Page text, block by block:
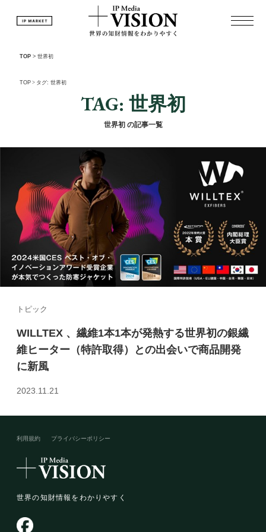
TOP > 世界初
TOP > タグ: 世界初
TAG: 世界初
世界初 の記事一覧
トピック
WILLTEX 、繊維1本1本が発熱する世界初の銀繊
維ヒーター（特許取得）との出会いで商品開発
に新風
2023.11.21
利用規約 プライバシーポリシー​
世界の知財情報をわかりやすく